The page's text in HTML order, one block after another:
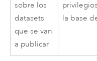
sobre los
datasets
que se van
a publicar
la base